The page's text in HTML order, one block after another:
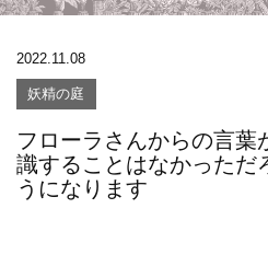
2022.11.08
妖精の庭
フローラさんからの言葉
識することはなかっただ
うになります